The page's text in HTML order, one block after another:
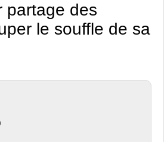
partage des
le souffle de sa